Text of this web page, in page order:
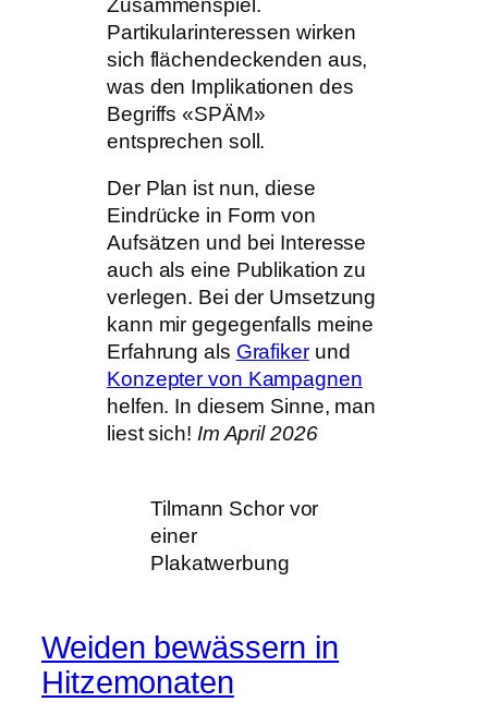
Partikularinteressen wirken
sich flächendeckenden aus,
was den Implikationen des
Begriffs «SPÄM»
entsprechen soll.
Der Plan ist nun, diese
Eindrücke in Form von
Aufsätzen und bei Interesse
auch als eine Publikation zu
verlegen. Bei der Umsetzung
kann mir gegegenfalls meine
Erfahrung als Grafikerund
Konzepter von Kampagnen
helfen. In diesem Sinne, man
liest sich! Im April 2026
Tilmann Schor vor
einer
Plakatwerbung
Weiden bewässern in
Hitzemonaten